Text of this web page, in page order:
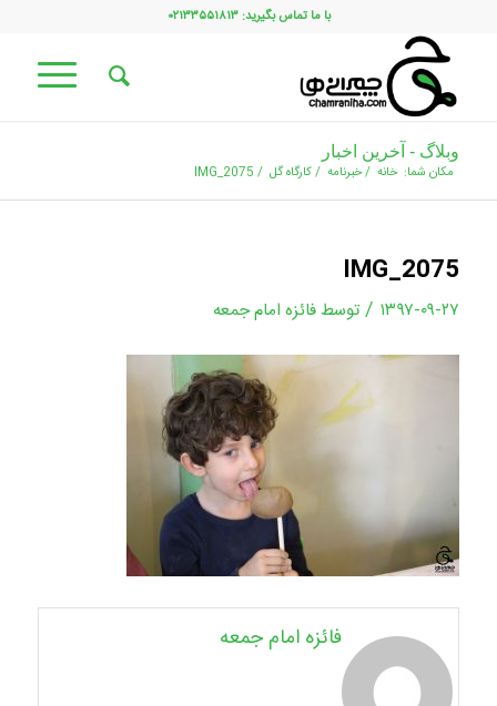
با ما تماس بگیرید: ۰۲۱۳۳۵۵۱۸۱۳
وبلاگ - آخرین اخبار
مکان شما: خانه /خبرنامه /کارگاه گل /
IMG_2075
IMG_2075
۱۳۹۷-۰۹-۲۷ / توسطفائزه امام جمعه
فائزه امام جمعه